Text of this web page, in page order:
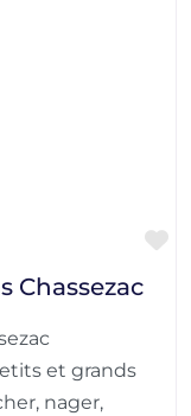
Chassezac
et grands
nager,